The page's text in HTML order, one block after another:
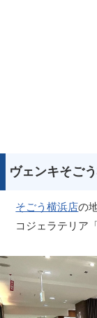
ヴェンキそご
そごう横浜店の
コジェラテリア